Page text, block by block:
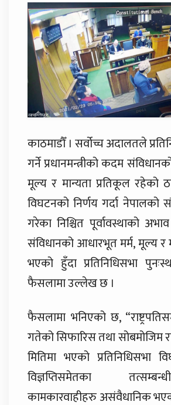
काठमाडौँ । सर्वोच्च अदालतले
गर्ने प्रधानमन्त्रीको कदम
मूल्य र मान्यता प्रतिकूल रहेको
विघटनको निर्णय गर्दा नेपालको
गरेका निश्चित पूर्वावस्थाको
संविधानको आधारभूत मर्म, मूल्य र
भएको हुँदा प्रतिनिधिसभा
फैसलामा उल्लेख छ ।
फैसलामा भनिएको छ,
गतेको सिफारिस तथा सोबमोजिम
मितिमा भएको प्रतिनिधिसभा
विज्ञप्तिसमेतका
कामकारवाहीहरु असंवैधानिक